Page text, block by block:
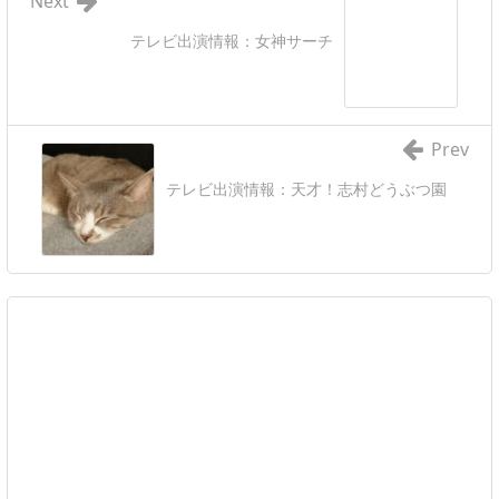
テレビ出演情報：女神サーチ
テレビ出演情報：天才！志村どうぶつ園
Prev